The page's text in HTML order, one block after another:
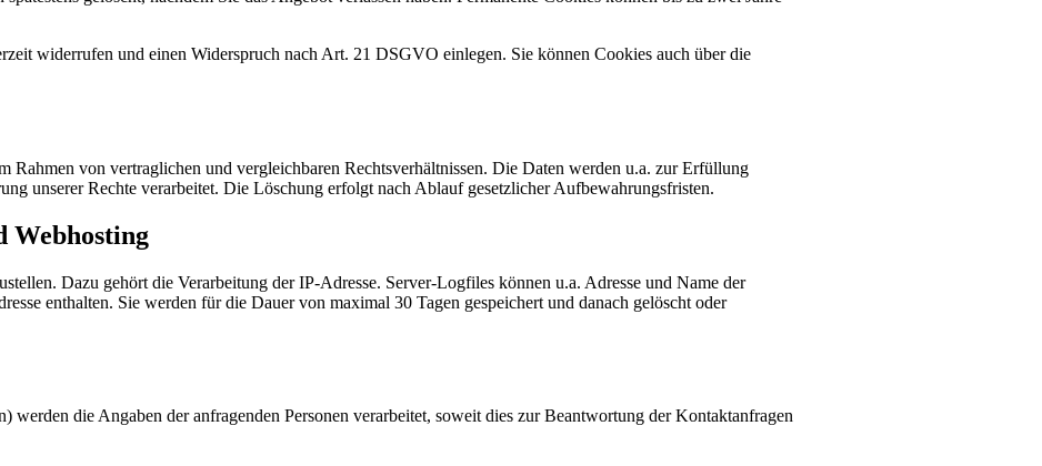
widerrufen und einen Widerspruch nach Art. 21 DSGVO einlegen. Sie können Cookies auch über die
Rahmen von vertraglichen und vergleichbaren Rechtsverhältnissen. Die Daten werden u.a. zur Erfüllung
unserer Rechte verarbeitet. Die Löschung erfolgt nach Ablauf gesetzlicher Aufbewahrungsfristen.
Webhosting
Dazu gehört die Verarbeitung der IP-Adresse. Server-Logfiles können u.a. Adresse und Name der
enthalten. Sie werden für die Dauer von maximal 30 Tagen gespeichert und danach gelöscht oder
werden die Angaben der anfragenden Personen verarbeitet, soweit dies zur Beantwortung der Kontaktanfragen